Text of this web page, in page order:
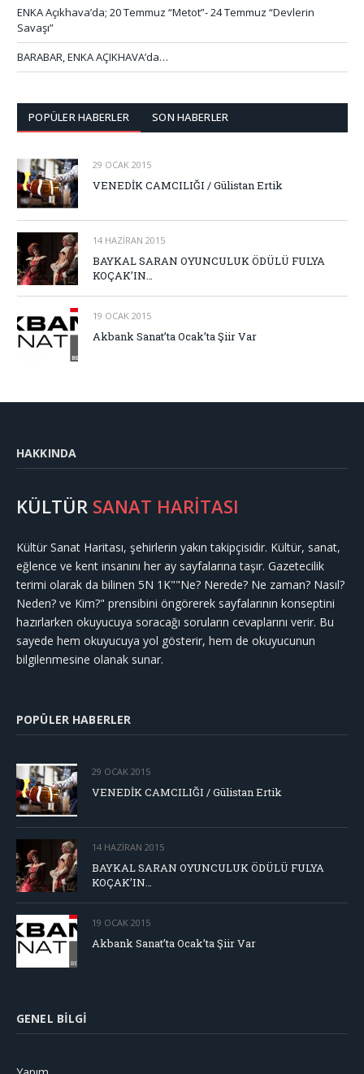
ENKA Açıkhava’da; 20 Temmuz “Metot”- 24 Temmuz “Devlerin
Savaşı”
BARABAR, ENKA AÇIKHAVA’da…
POPÜLER HABERLER SON HABERLER
29 OCAK 2015
VENEDİK CAMCILIĞI / Gülistan Ertik
14 HAZIRAN 2015
BAYKAL SARAN OYUNCULUK ÖDÜLÜ FULYA
KOÇAK’IN…
19 OCAK 2015
Akbank Sanat’ta Ocak’ta Şiir Var
HAKKINDA
KÜLTÜR SANAT HARİTASI
Kültür Sanat Haritası, şehirlerin yakın takipçisidir. Kültür, sanat,
eğlence ve kent insanını her ay sayfalarına taşır. Gazetecilik
terimi olarak da bilinen 5N 1K""Ne? Nerede? Ne zaman? Nasıl?
Neden? ve Kim?" prensibini öngörerek sayfalarının konseptini
hazırlarken okuyucuya soracağı soruların cevaplarını verir. Bu
sayede hem okuyucuya yol gösterir, hem de okuyucunun
bilgilenmesine olanak sunar.
POPÜLER HABERLER
29 OCAK 2015
VENEDİK CAMCILIĞI / Gülistan Ertik
14 HAZIRAN 2015
BAYKAL SARAN OYUNCULUK ÖDÜLÜ FULYA
KOÇAK’IN…
19 OCAK 2015
Akbank Sanat’ta Ocak’ta Şiir Var
GENEL BILGI